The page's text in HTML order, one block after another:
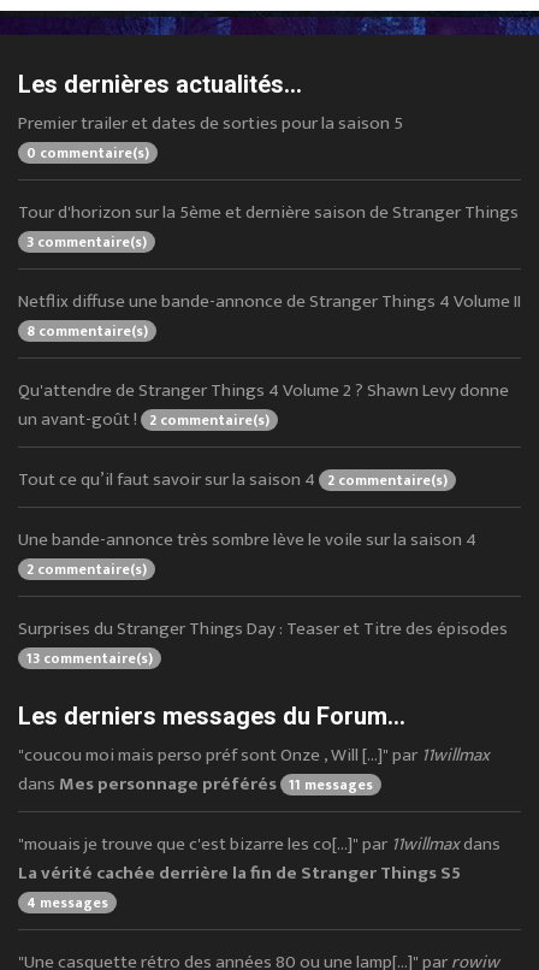
Les dernières actualités...
Premier trailer et dates de sorties pour la saison 5
0 commentaire(s)
Tour d'horizon sur la 5ème et dernière saison de Stranger Things
3 commentaire(s)
Netflix diffuse une bande-annonce de Stranger Things 4 Volume II
8 commentaire(s)
Qu'attendre de Stranger Things 4 Volume 2 ? Shawn Levy donne
un avant-goût ! 2 commentaire(s)
Tout ce qu’il faut savoir sur la saison 4 2 commentaire(s)
Une bande-annonce très sombre lève le voile sur la saison 4
2 commentaire(s)
Surprises du Stranger Things Day : Teaser et Titre des épisodes
13 commentaire(s)
Les derniers messages du Forum...
"coucou moi mais perso préf sont Onze , Will [...]" par 11willmax
dans Mes personnage préférés 11 messages
"mouais je trouve que c'est bizarre les co[...]" par 11willmaxdans
La vérité cachée derrière la fin de Stranger Things S5
4 messages
"Une casquette rétro des années 80 ou une lamp[...]" parrowiw